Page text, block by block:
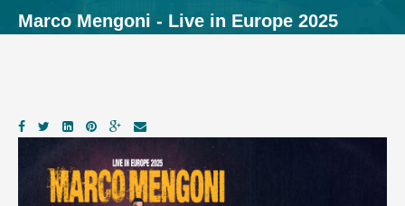
Marco Mengoni - Live in Europe 2025